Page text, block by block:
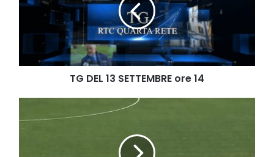
TG DEL 13 SETTEMBRE ore 14
San